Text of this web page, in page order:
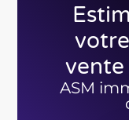
vente
ASM